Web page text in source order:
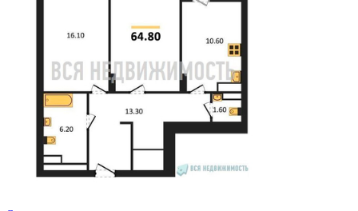
9 720 000 ₽
153 071 ₽/м²
Семейная ипотека от 46 621 ₽/мес
Ипотека от 113 696 ₽/мес
Расчет цены приблизительный, за более точной
Шахматка Забронировать
ЖД Урицкий
КорпусЖД Урицкий
Срок сдачи3 кв 2025